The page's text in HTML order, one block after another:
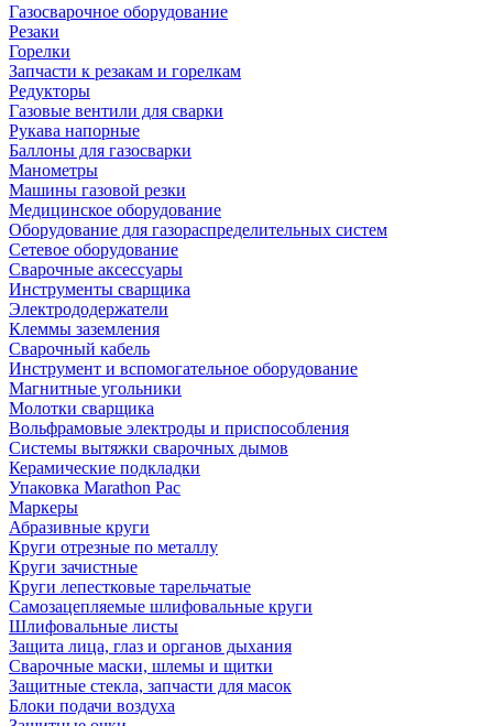
Газосварочное оборудование
Резаки
Горелки
Запчасти к резакам и горелкам
Редукторы
Газовые вентили для сварки
Рукава напорные
Баллоны для газосварки
Манометры
Машины газовой резки
Медицинское оборудование
Оборудование для газораспределительных систем
Сетевое оборудование
Сварочные аксессуары
Инструменты сварщика
Электрододержатели
Клеммы заземления
Сварочный кабель
Инструмент и вспомогательное оборудование
Магнитные угольники
Молотки сварщика
Вольфрамовые электроды и приспособления
Системы вытяжки сварочных дымов
Керамические подкладки
Упаковка Marathon Pac
Маркеры
Абразивные круги
Круги отрезные по металлу
Круги зачистные
Круги лепестковые тарельчатые
Самозацепляемые шлифовальные круги
Шлифовальные листы
Защита лица, глаз и органов дыхания
Сварочные маски, шлемы и щитки
Защитные стекла, запчасти для масок
Блоки подачи воздуха